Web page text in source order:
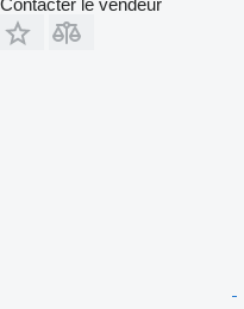
Contacter le vendeur